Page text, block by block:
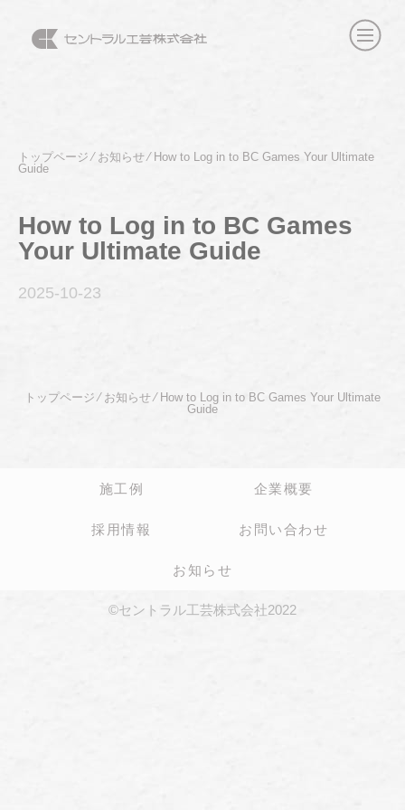
トップページ⁄ お知らせ⁄ How to Log in to BC Games Your Ultimate
Guide
How to Log in to BC Games
Your Ultimate Guide
2025-10-23
トップページ ⁄ お知らせ⁄ How to Log in to BC Games Your Ultimate
Guide
施工例 企業概要
採用情報 お問い合わせ
お知らせ
©セントラル工芸株式会社2022